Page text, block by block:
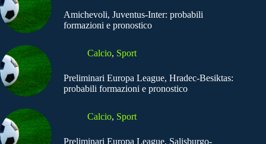
Amichevoli, Juventus-Inter: probabili
formazioni e pronostico
Calcio, Sport
Preliminari Europa League, Hradec-Besiktas:
probabili formazioni e pronostico
Calcio, Sport
Preliminari Europa League, Salisburgo-